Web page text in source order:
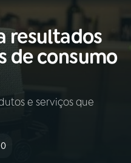
resultados
de consumo
e serviços que